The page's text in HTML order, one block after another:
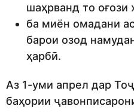
шаҳрванд то оғози
ба миён омадани
барои озод
ҳарбӣ.
Аз 1-уми апрел дар
баҳории